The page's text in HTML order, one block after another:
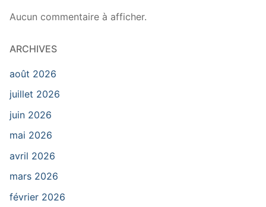
Aucun commentaire à afficher.
ARCHIVES
août 2026
juillet 2026
juin 2026
mai 2026
avril 2026
mars 2026
février 2026